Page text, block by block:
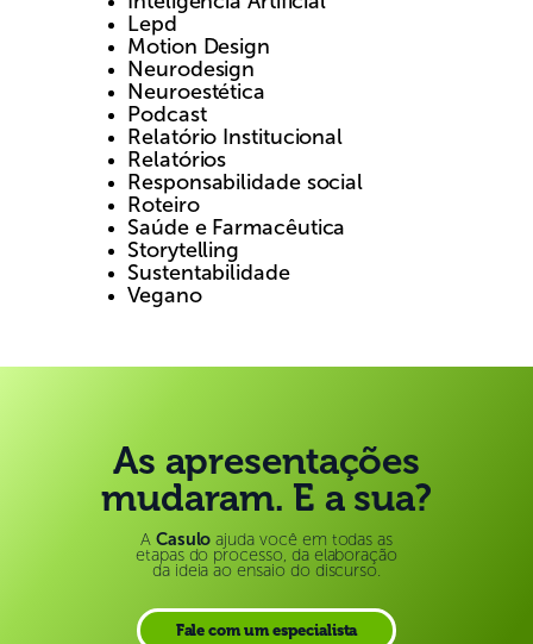
Lepd
Motion Design
Neurodesign
Neuroestética
Podcast
Relatório Institucional
Relatórios
Responsabilidade social
Roteiro
Saúde e Farmacêutica
Storytelling
Sustentabilidade
Vegano
As apresentações
mudaram. E a sua?
A Casulo ajuda você em todas as
etapas do processo, da elaboração
da ideia ao ensaio do discurso.
Fale com um especialista